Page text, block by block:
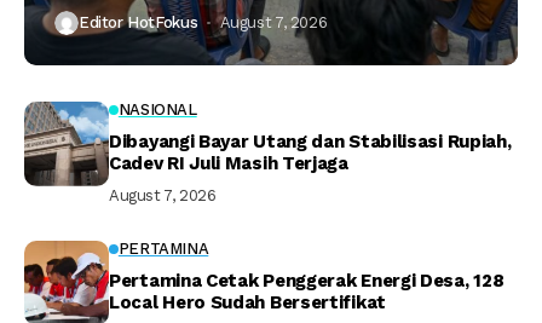
Editor HotFokus August 7, 2026
NASIONAL
Dibayangi Bayar Utang dan Stabilisasi Rupiah,
Cadev RI Juli Masih Terjaga
August 7, 2026
PERTAMINA
Pertamina Cetak Penggerak Energi Desa, 128
Local Hero Sudah Bersertifikat